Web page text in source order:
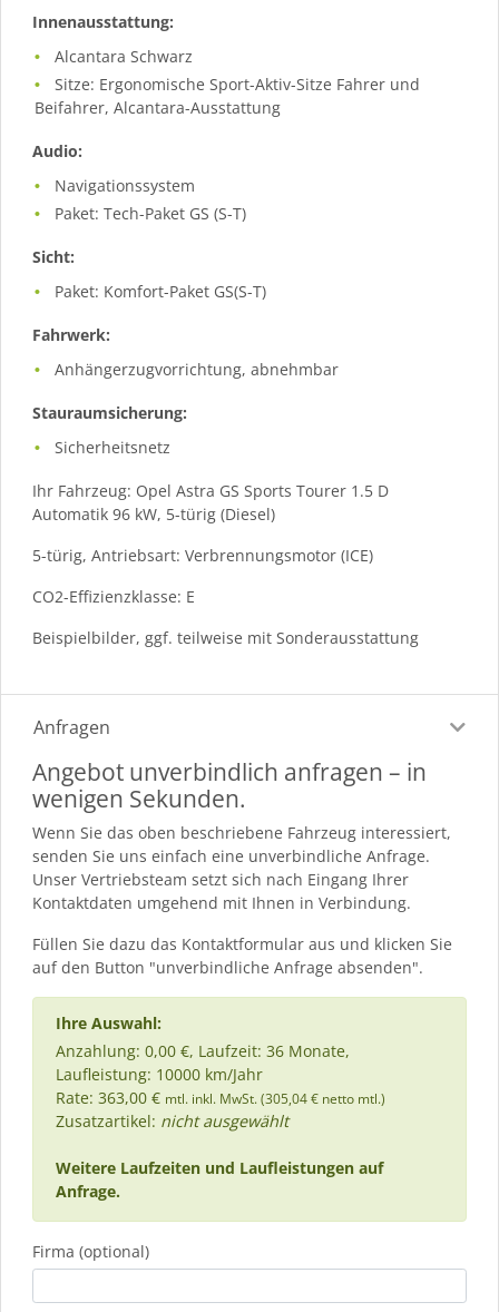
Innenausstattung:
Alcantara Schwarz
Sitze: Ergonomische Sport-Aktiv-Sitze Fahrer und
Beifahrer, Alcantara-Ausstattung
Audio:
Navigationssystem
Paket: Tech-Paket GS (S-T)
Sicht:
Paket: Komfort-Paket GS(S-T)
Fahrwerk:
Anhängerzugvorrichtung, abnehmbar
Stauraumsicherung:
Sicherheitsnetz
Ihr Fahrzeug: Opel Astra GS Sports Tourer 1.5 D
Automatik 96 kW, 5-türig (Diesel)
5-türig, Antriebsart: Verbrennungsmotor (ICE)
CO2-Effizienzklasse: E
Beispielbilder, ggf. teilweise mit Sonderausstattung
Anfragen
Angebot unverbindlich anfragen – in
wenigen Sekunden.
Wenn Sie das oben beschriebene Fahrzeug interessiert,
senden Sie uns einfach eine unverbindliche Anfrage.
Unser Vertriebsteam setzt sich nach Eingang Ihrer
Kontaktdaten umgehend mit Ihnen in Verbindung.
Füllen Sie dazu das Kontaktformular aus und klicken Sie
auf den Button "unverbindliche Anfrage absenden".
Ihre Auswahl:
Anzahlung: 0,00 €, Laufzeit: 36 Monate,
Laufleistung: 10000 km/Jahr
Rate: 363,00 € mtl. inkl. MwSt. (305,04 € netto mtl.)
Zusatzartikel: nicht ausgewählt
Weitere Laufzeiten und Laufleistungen auf
Anfrage.
Firma (optional)